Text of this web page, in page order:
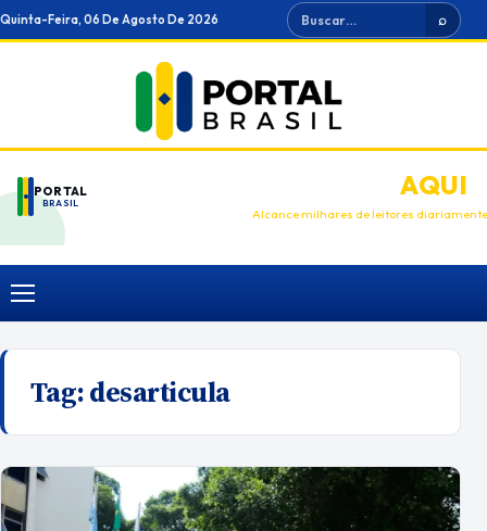
Ir
para
Quinta-Feira, 06 De Agosto De 2026 Buscar ⌕
PORTAL
BRASIL
ANUNCIEAQUI
Alcance milhares de leitores diariamente
Menu
Tag:desarticula